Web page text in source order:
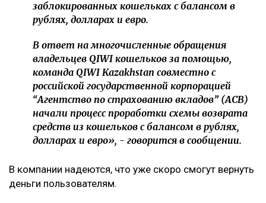
заблокированных кошельках с балансом в
рублях, долларах и евро.
В ответ на многочисленные обращения
владельцев QIWI кошельков за помощью,
команда QIWI Kazakhstan совместно с
российской государственной корпорацией
“Агентство по страхованию вкладов” (АСВ)
начали процесс проработки схемы возврата
средств из кошельков с балансом в рублях,
долларах и евро», - говорится в сообщении.
В компании надеются, что уже скоро смогут вернуть
деньги пользователям.